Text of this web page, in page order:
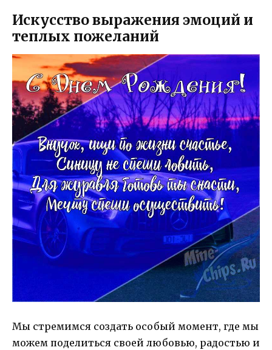
Искусство выражения эмоций и
теплых пожеланий
Мы стремимся создать особый момент, где мы
можем поделиться своей любовью, радостью и